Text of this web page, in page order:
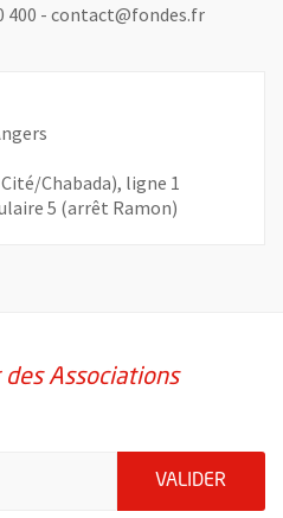
400 - contact@fondes.fr
une nouvelle fenêtre
Chabada), ligne 1
5 (arrêt Ramon)
Associations
VALIDER